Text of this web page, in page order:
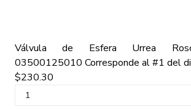
Válvula de Esfera Urrea
03500125010 Corresponde al #1 del
$230.30